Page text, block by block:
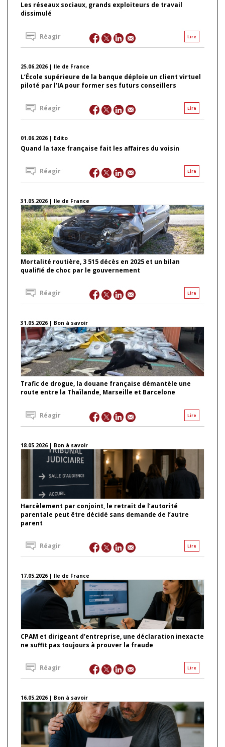
Les réseaux sociaux, grands exploiteurs de travail
dissimulé
Lire
Réagir
25.06.2026 | Ile de France
L’École supérieure de la banque déploie un client virtuel
piloté par l’IA pour former ses futurs conseillers
Lire
Réagir
01.06.2026 | Edito
Quand la taxe française fait les affaires du voisin
Lire
Réagir
31.05.2026 | Ile de France
Mortalité routière, 3 515 décès en 2025 et un bilan
qualifié de choc par le gouvernement
Lire
Réagir
31.05.2026 | Bon à savoir
Trafic de drogue, la douane française démantèle une
route entre la Thaïlande, Marseille et Barcelone
Lire
Réagir
18.05.2026 | Bon à savoir
Harcèlement par conjoint, le retrait de l’autorité
parentale peut être décidé sans demande de l’autre
parent
Lire
Réagir
17.05.2026 | Ile de France
CPAM et dirigeant d’entreprise, une déclaration inexacte
ne suffit pas toujours à prouver la fraude
Lire
Réagir
16.05.2026 | Bon à savoir